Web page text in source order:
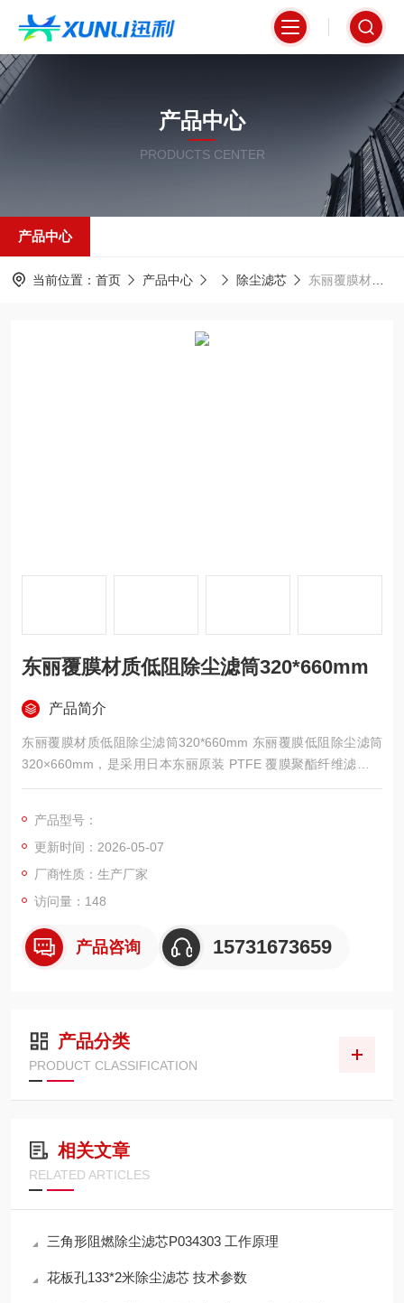
产品中心
PRODUCTS CENTER
产品中心
当前位置： 首页 产品中心 除尘滤芯 东丽覆膜材质低阻除尘滤筒320*660mm
东丽覆膜材质低阻除尘滤筒320*660mm
产品简介
东丽覆膜材质低阻除尘滤筒320*660mm 东丽覆膜低阻除尘滤筒
320×660mm，是采用日本东丽原装 PTFE 覆膜聚酯纤维滤材的
高效除尘元件，外径 320mm、高度 660mm，适配脉冲反吹式除
长寿命等特点，广泛应用于喷砂房、抛丸机、焊接烟尘、粉末喷
涂、木工除尘、水泥 / 建材加工等干式粉尘收集工况
产品型号：
更新时间：2026-05-07
厂商性质：生产厂家
访问量：148
产品咨询 15731673659
产品分类
PRODUCT CLASSIFICATION
相关文章
RELATED ARTICLES
三角形阻燃除尘滤芯P034303 工作原理
花板孔133*2米除尘滤芯 技术参数